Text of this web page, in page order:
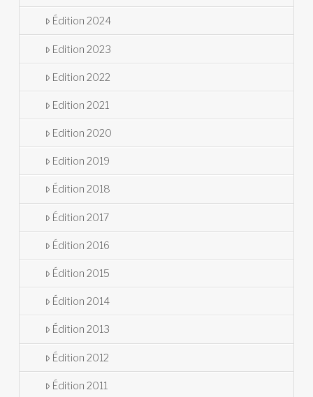
Édition 2024
Edition 2023
Edition 2022
Edition 2021
Edition 2020
Edition 2019
Édition 2018
Édition 2017
Édition 2016
Édition 2015
Édition 2014
Édition 2013
Édition 2012
Édition 2011